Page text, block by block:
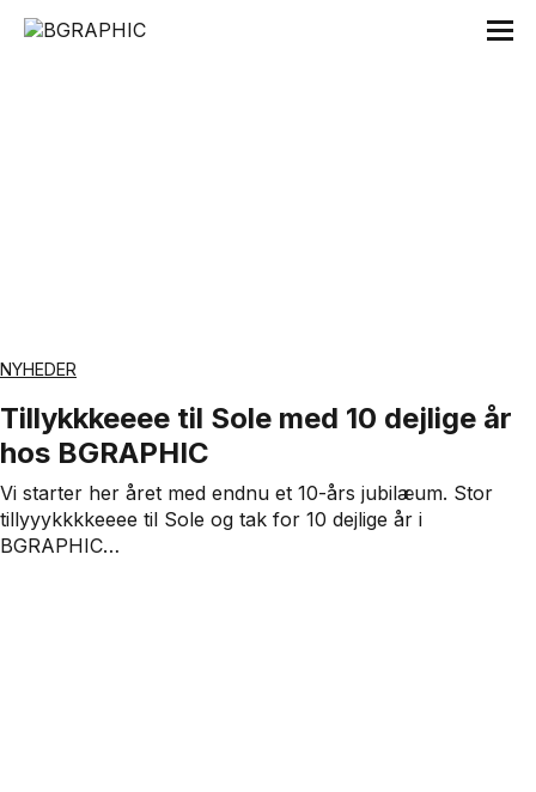
Tag:10 år
NYHEDER
Tillykkkeeee til Sole med 10 dejlige år
hos BGRAPHIC
Vi starter her året med endnu et 10-års jubilæum. Stor
tillyyykkkkeeee til Sole og tak for 10 dejlige år i
BGRAPHIC…